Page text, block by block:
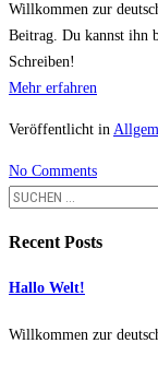
Willkommen zur
Beitrag. Du kannst ihn
Schreiben!
Mehr erfahren
Veröffentlicht in
No Comments
Recent Posts
Hallo Welt!
Willkommen zur